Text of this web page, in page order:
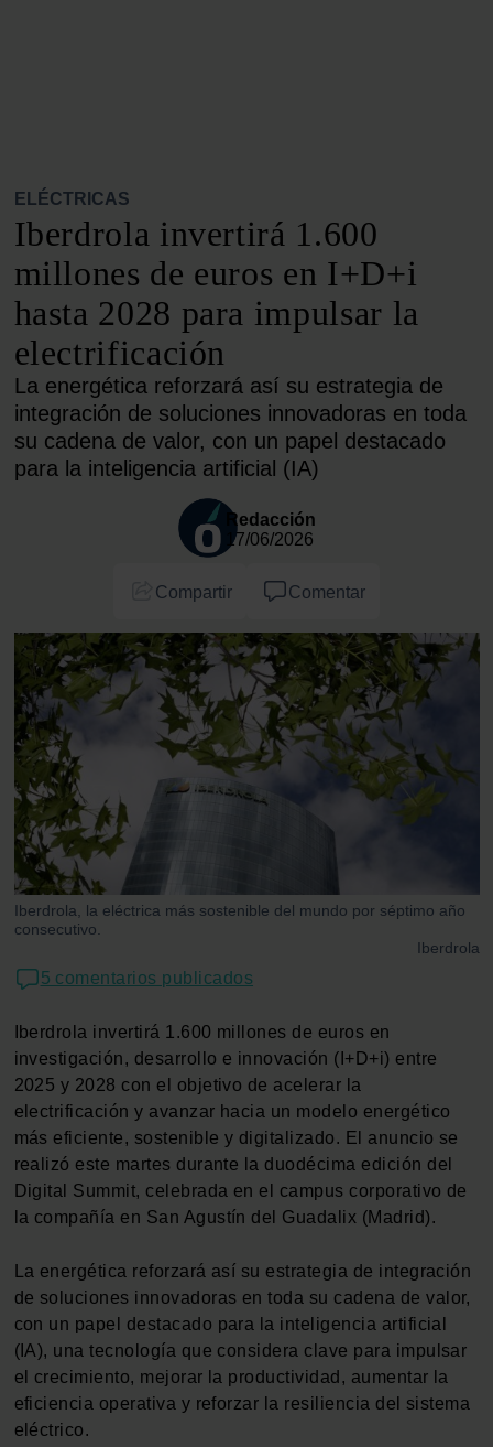
ELÉCTRICAS
Iberdrola invertirá 1.600
millones de euros en I+D+i
hasta 2028 para impulsar la
electrificación
La energética reforzará así su estrategia de
integración de soluciones innovadoras en toda
su cadena de valor, con un papel destacado
para la inteligencia artificial (IA)
Redacción
17/06/2026
Compartir Comentar
Iberdrola, la eléctrica más sostenible del mundo por séptimo año
consecutivo.
Iberdrola
5 comentarios publicados
Iberdrola invertirá 1.600 millones de euros en
investigación, desarrollo e innovación (I+D+i) entre
2025 y 2028 con el objetivo de acelerar la
electrificación y avanzar hacia un modelo energético
más eficiente, sostenible y digitalizado. El anuncio se
realizó este martes durante la duodécima edición del
Digital Summit, celebrada en el campus corporativo de
la compañía en San Agustín del Guadalix (Madrid).
La energética reforzará así su estrategia de integración
de soluciones innovadoras en toda su cadena de valor,
con un papel destacado para la inteligencia artificial
(IA), una tecnología que considera clave para impulsar
el crecimiento, mejorar la productividad, aumentar la
eficiencia operativa y reforzar la resiliencia del sistema
eléctrico.